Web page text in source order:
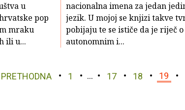
u
pop
mraku
ili u...
nacionalna imena za jedan
jezik. U mojoj se knjizi takve
pobijaju te se ističe da je riječ o
autonomnim i...
PRETHODNA 1 … 17 18 19